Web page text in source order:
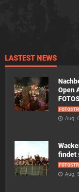
LASTEST NEWS
Open
Aug.
findet
Aug.